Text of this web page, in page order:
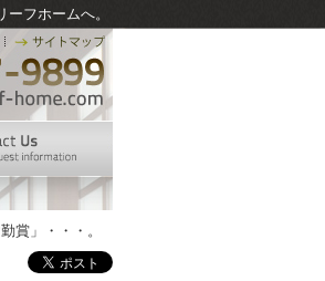
フホームへ。
賞」・・・。